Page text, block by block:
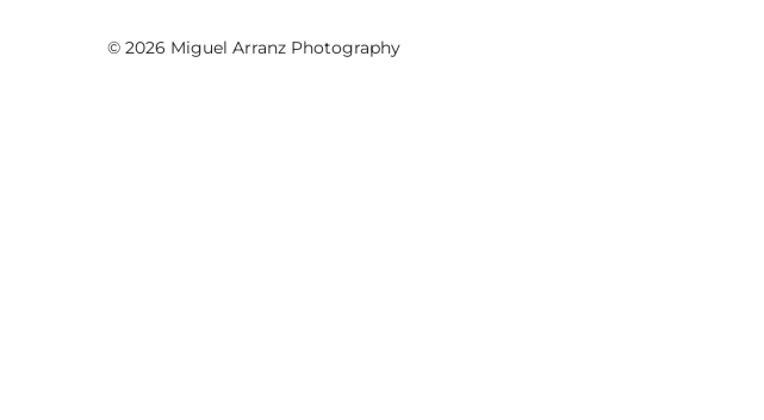
© 2026 Miguel Arranz Photography